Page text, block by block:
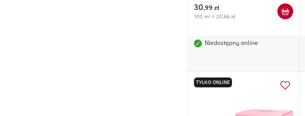
30,99 zł
100 ml = 20,66 zł
Niedostępny online
TYLKO ONLINE